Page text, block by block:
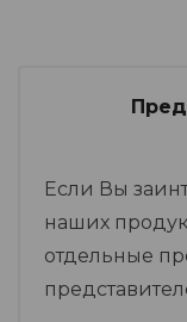
Если Вы
наших
отдельные